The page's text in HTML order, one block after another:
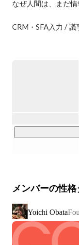
なぜ人間は、まだ
CRM・SFA入力 / 議
しかし企業では、そ
・記録されない
・共有されない
・活用されない
メンバーの性
Yoichi Obata